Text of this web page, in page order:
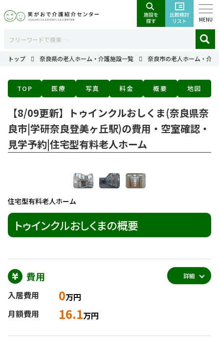
MENU
トップ 奈良県の老人ホーム・介護施設一覧 奈良市の老人ホーム・介
TOP 医療 写真 料金 概要 地図
【8/09更新】トゥインクルおしくま(奈良県奈
良市|学研奈良登美ヶ丘駅)の費用・空室確認・
見学予約|住宅型有料老人ホーム
住宅型有料老人ホーム
トゥインクルおしくまの概要
費用
入居費用 0万円
月額費用
16.1万円
詳細